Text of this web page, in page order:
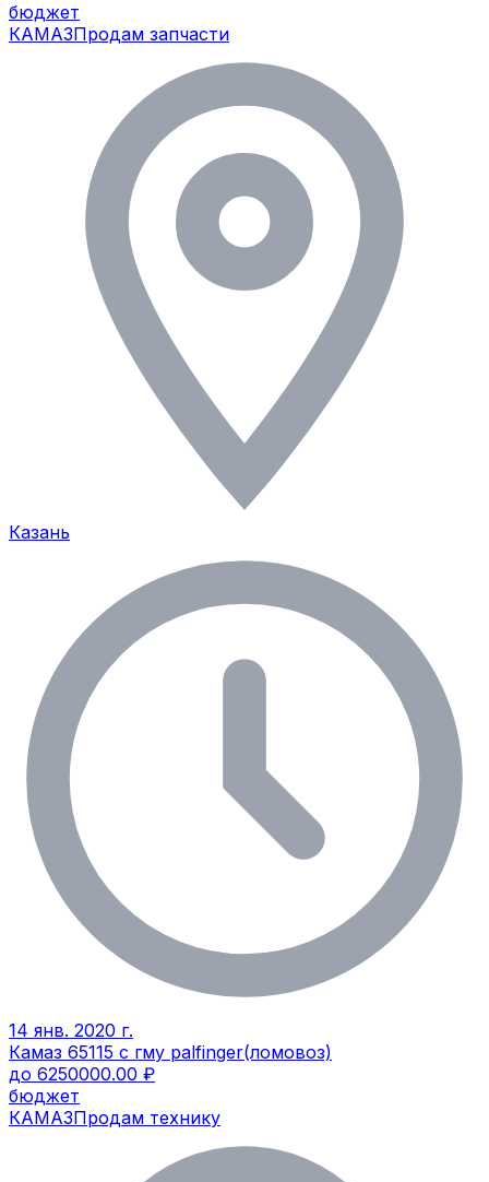
бюджет
КАМАЗПродам запчасти
Казань
14 янв. 2020 г.
Камаз 65115 с гму palfinger(ломовоз)
до 6250000.00 ₽
бюджет
КАМАЗПродам технику